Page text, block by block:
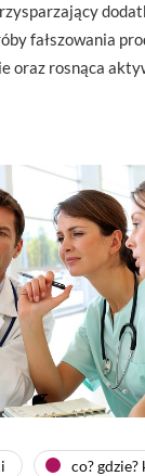
fałszowania
oraz rosnąca
co? gdzie?